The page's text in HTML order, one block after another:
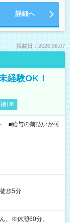
詳細へ
掲載日：2026.08.07
経験OK！
OK
■給与の前払いが可
歩5分
。※休憩60分。